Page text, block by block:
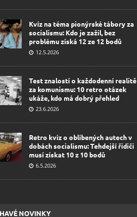
Kvíz na téma pionýrské tábory za
socialismu: Kdo je zažil, bez
problému získá 12 ze 12 bodů
12.5.2026
Test znalostí o každodenní realitě
za komunismu: 10 retro otázek
ukáže, kdo má dobrý přehled
23.6.2026
Retro kvíz o oblíbených autech v
dobách socialismu: Tehdejší řidiči
musí získat 10 z 10 bodů
6.5.2026
NOVINKY